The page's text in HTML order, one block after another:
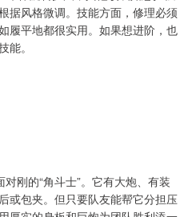
据风格微调。技能方面，修理必须
履平地都很实用。如果想进阶，也
。
刚的“角斗士”。它有大炮、有装
或包夹。但只要队友能帮它分担压